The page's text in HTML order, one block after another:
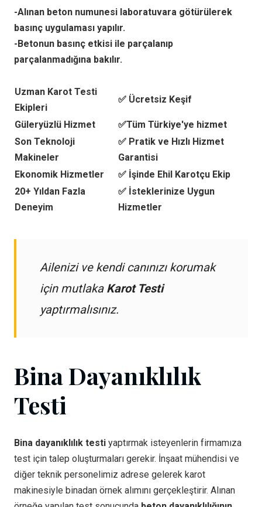
-Alınan beton numunesi laboratuvara götürülerek
basınç uygulaması yapılır.
-Betonun basınç etkisi ile parçalanıp
parçalanmadığına bakılır.
Uzman Karot Testi
Ekipleri
✅ Ücretsiz Keşif
Güleryüzlü Hizmet
✅Tüm Türkiye'ye hizmet
Son Teknoloji
Makineler
✅ Pratik ve Hızlı Hizmet
Garantisi
Ekonomik Hizmetler
✅ İşinde Ehil Karotçu Ekip
20+ Yıldan Fazla
Deneyim
✅ İsteklerinize Uygun
Hizmetler
Ailenizi ve kendi canınızı korumak
için mutlaka Karot Testi
yaptırmalısınız.
Bina Dayanıklılık
Testi
Bina dayanıklılık testi yaptırmak isteyenlerin firmamıza
test için talep oluşturmaları gerekir. İnşaat mühendisi ve
diğer teknik personelimiz adrese gelerek karot
makinesiyle binadan örnek alımını gerçekleştirir. Alınan